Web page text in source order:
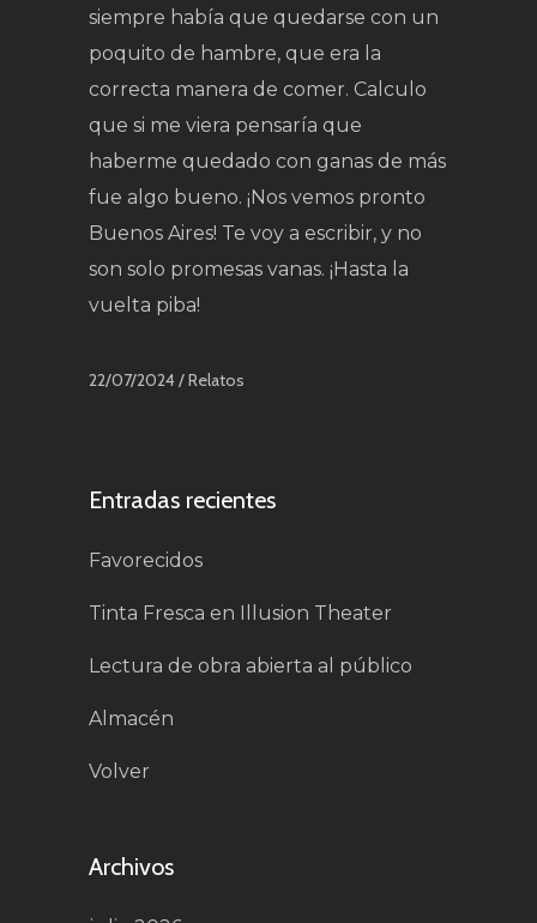
siempre había que quedarse con un
poquito de hambre, que era la
correcta manera de comer. Calculo
que si me viera pensaría que
haberme quedado con ganas de más
fue algo bueno. ¡Nos vemos pronto
Buenos Aires! Te voy a escribir, y no
son solo promesas vanas. ¡Hasta la
vuelta piba!
22/07/2024 /Relatos
Entradas recientes
Favorecidos
Tinta Fresca en Illusion Theater
Lectura de obra abierta al público
Almacén
Volver
Archivos